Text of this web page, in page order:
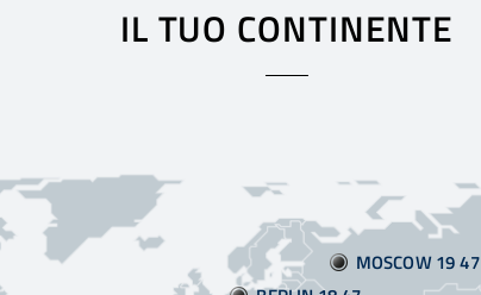
IL TUO CONTINENTE
MOSCOW 19:47